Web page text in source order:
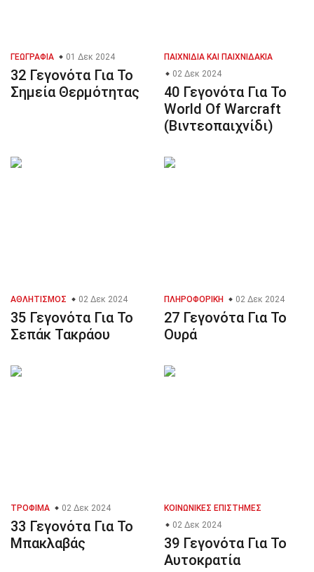
ΓΕΩΓΡΑΦΊΑ 01 Δεκ 2024
32 Γεγονότα Για Το
Σημεία Θερμότητας
ΠΑΙΧΝΊΔΙΑ ΚΑΙ ΠΑΙΧΝΙΔΆΚΙΑ
02 Δεκ 2024
40 Γεγονότα Για Το
World Of Warcraft
(Βιντεοπαιχνίδι)
ΑΘΛΗΤΙΣΜΌΣ 02 Δεκ 2024
35 Γεγονότα Για Το
Σεπάκ Τακράου
ΠΛΗΡΟΦΟΡΙΚΉ 02 Δεκ 2024
27 Γεγονότα Για Το
Ουρά
ΤΡΌΦΙΜΑ 02 Δεκ 2024
33 Γεγονότα Για Το
Μπακλαβάς
ΚΟΙΝΩΝΙΚΈΣ ΕΠΙΣΤΉΜΕΣ
02 Δεκ 2024
39 Γεγονότα Για Το
Αυτοκρατία